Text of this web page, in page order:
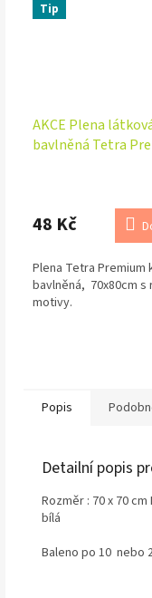
Tip
AKCE Plena
bavlněná Tetra
produktu
je
z
5
hvězdiček.
48 Kč
Plena Tetra Premium
bavlněná, 70x80cm s
motivy.
Popis
Detailní popis
Rozměr : 70 x 70
bílá
Baleno po 10 nebo